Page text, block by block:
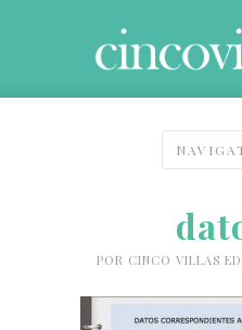
POR CINCO VILLAS